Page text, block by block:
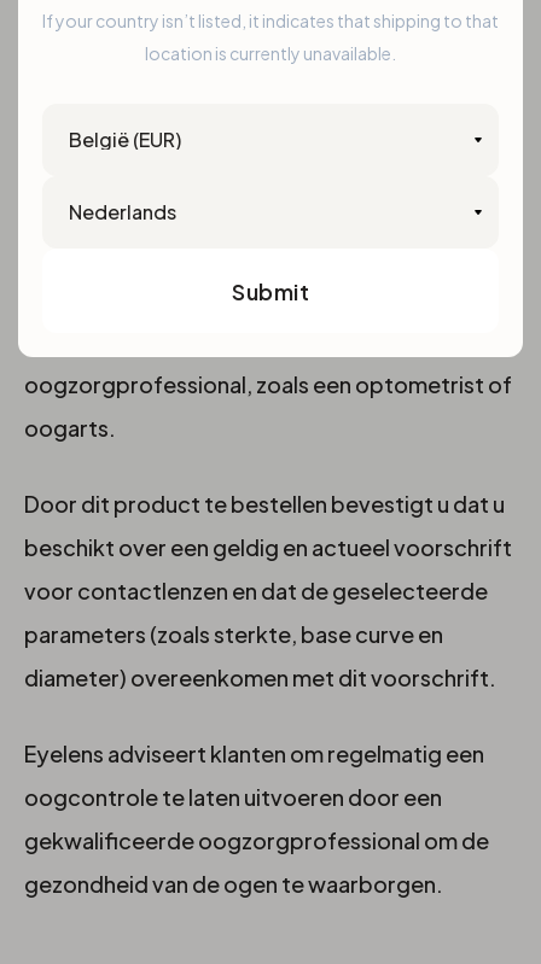
Belangrijke informatie
Contactlenzen en optische lenzen zijn medische
uitsluitend worden gebruikt volgens het
oogzorgprofessional, zoals een optometrist of
oogarts.
Door dit product te bestellen bevestigt u dat u
beschikt over een geldig en actueel voorschrift
voor contactlenzen en dat de geselecteerde
parameters (zoals sterkte, base curve en
diameter) overeenkomen met dit voorschrift.
Eyelens adviseert klanten om regelmatig een
oogcontrole te laten uitvoeren door een
gekwalificeerde oogzorgprofessional om de
gezondheid van de ogen te waarborgen.
If your country isn’t listed, it indicates that shipping to that
location is currently unavailable.
Submit